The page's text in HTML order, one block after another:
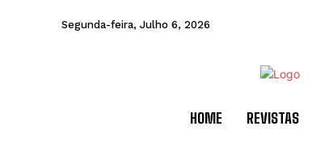
Segunda-feira, Julho 6, 2026
HOME REVISTAS